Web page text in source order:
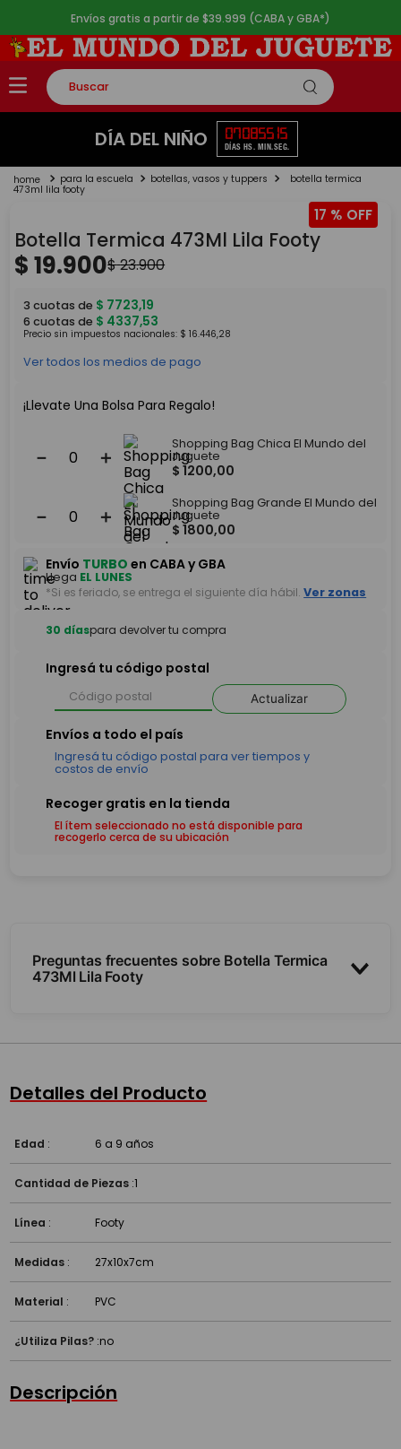
Envíos gratis a partir de $39.999 (CABA y GBA*)
Buscar
TÉRMINOS MÁS BUSCADOS
2.
lego
4.
monopatin
5. toy story
DÍA DEL NIÑO 07
DÍAS
08
HS.
55
MIN.
14
SEG.
para la escuela botellas, vasos y tuppers botella termica
473ml lila footy
17 %
Botella Termica 473Ml Lila Footy
$19.900$23.900
3 cuotas de $ 7723,19
6 cuotas de $ 4337,53
Precio sin impuestos nacionales: $ 16.446,28
Ver todos los medios de pago
¡Llevate Una Bolsa Para Regalo!
＋
－
Shopping Bag Chica El Mundo del
Juguete
$ 1200,00
＋
－
Shopping Bag Grande El Mundo del
Juguete
$ 1800,00
Envío TURBO en CABA y GBA
Llega EL LUNES
*Si es feriado, se entrega el siguiente día hábil. Ver zonas
30 díaspara devolver tu compra
Ingresá tu código postal
Actualizar
El ítem seleccionado no está disponible para
recogerlo cerca de su ubicación
Preguntas frecuentes sobre Botella Termica
473Ml Lila Footy
Detalles del Producto
Edad : 6 a 9 años
Cantidad de Piezas :1
Línea : Footy
Medidas : 27x10x7cm
Material : PVC
¿Utiliza Pilas? :no
Descripción